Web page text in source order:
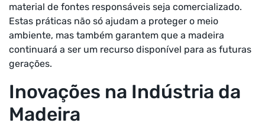
material de fontes responsáveis seja comercializado.
Estas práticas não só ajudam a proteger o meio
ambiente, mas também garantem que a madeira
continuará a ser um recurso disponível para as futuras
gerações.
Inovações na Indústria da
Madeira